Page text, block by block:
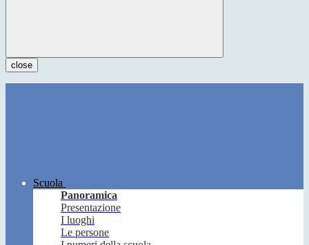
close
Scuola
Panoramica
Presentazione
I luoghi
Le persone